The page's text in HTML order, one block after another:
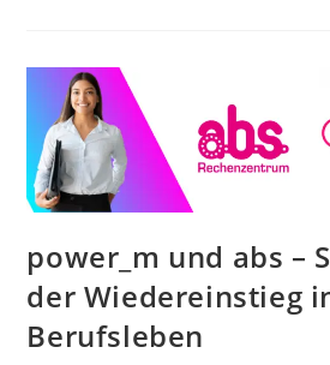
power_m und abs –
der Wiedereinstieg
Berufsleben